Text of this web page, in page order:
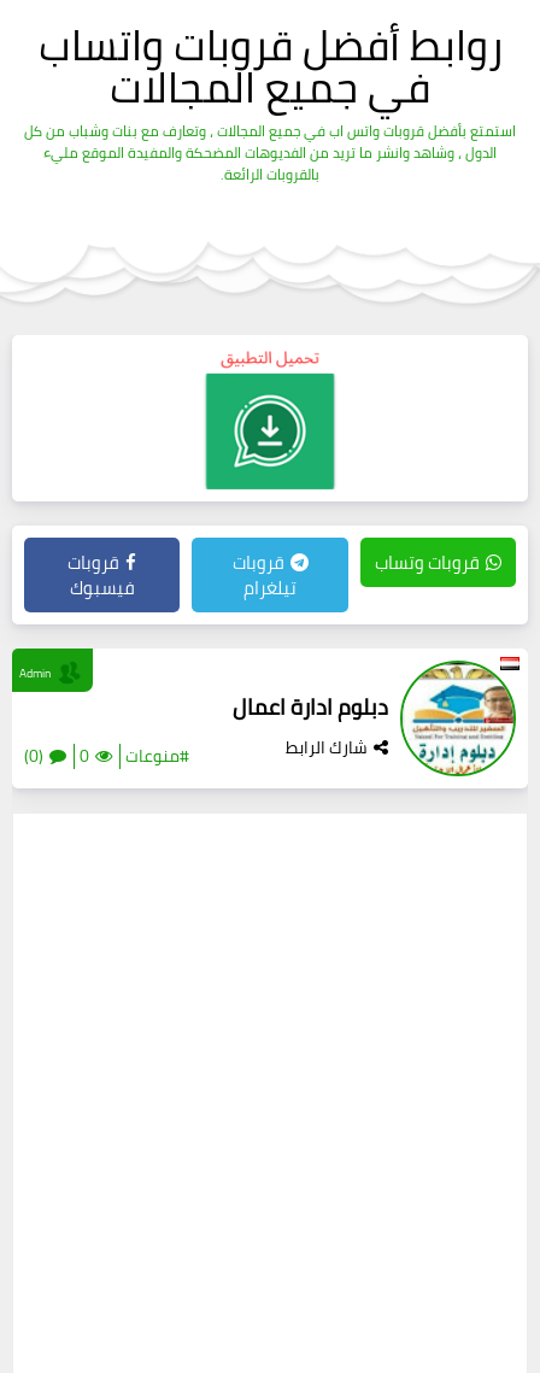
روابط أفضل قروبات واتساب
في جميع المجالات
استمتع بأفضل قروبات واتس اب في جميع المجالات ، وتعارف مع بنات وشباب من كل
الدول ، وشاهد وانشر ما تريد من الفديوهات المضحكة والمفيدة الموقع مليء
بالقروبات الرائعة.
قروبات وتساب قروبات
تيلغرام
قروبات
فيسبوك
دبلوم ادارة اعمال
شارك الرابط #منوعات 0
(0)
Admin